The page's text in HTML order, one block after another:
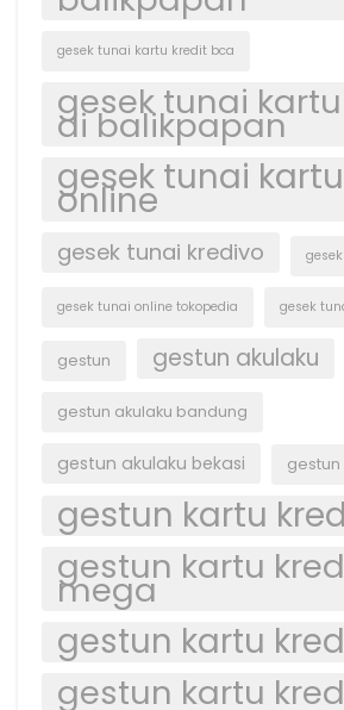
gesek tunai kartu kredit bca
gesek tunai
di balikpapan
gesek tunai
online
gesek tunai kredivo
gesek tunai online tokopedia gesek
gestun gestun akulaku
gestun akulaku bandung
gestun akulaku bekasi gestun
gestun kartu
gestun kartu
mega
gestun kartu
gestun kartu